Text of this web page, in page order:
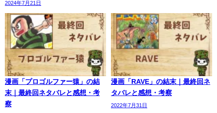
2024年7月21日
漫画「プロゴルファー猿」の結
末｜最終回ネタバレと感想・考
察
漫画「RAVE」の結末｜最終回ネ
タバレと感想・考察
2022年7月31日